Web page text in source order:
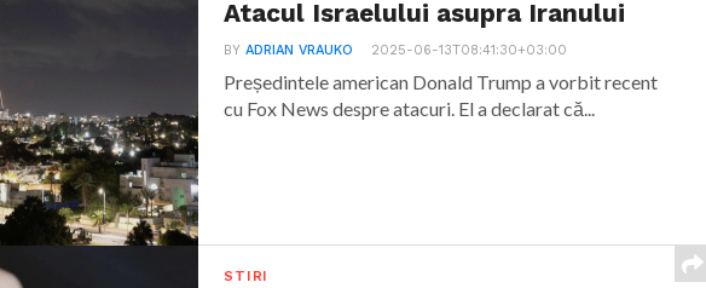
Atacul Israelului asupra Iranului
BYADRIAN VRAUKO 2025-06-13T08:41:30+03:00
Președintele american Donald Trump a vorbit recent
cu Fox News despre atacuri. El a declarat că...
STIRI